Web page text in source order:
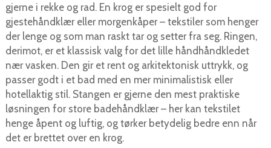
gjerne i rekke og rad. En krog er spesielt god for
gjestehåndklær eller morgenkåper – tekstiler som henger
der lenge og som man raskt tar og setter fra seg. Ringen,
derimot, er et klassisk valg for det lille håndhåndkledet
nær vasken. Den gir et rent og arkitektonisk uttrykk, og
passer godt i et bad med en mer minimalistisk eller
hotellaktig stil. Stangen er gjerne den mest praktiske
løsningen for store badehåndklær – her kan tekstilet
henge åpent og luftig, og tørker betydelig bedre enn når
det er brettet over en krog.